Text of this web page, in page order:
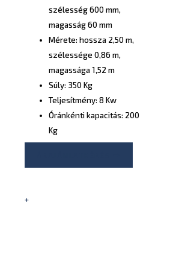
szélesség 600 mm,
magasság 60 mm
Mérete: hossza 2,50 m,
szélessége 0,86 m,
magassága 1,52 m
Súly: 350 Kg
Teljesítmény: 8 Kw
Óránkénti kapacitás: 200
Kg
+